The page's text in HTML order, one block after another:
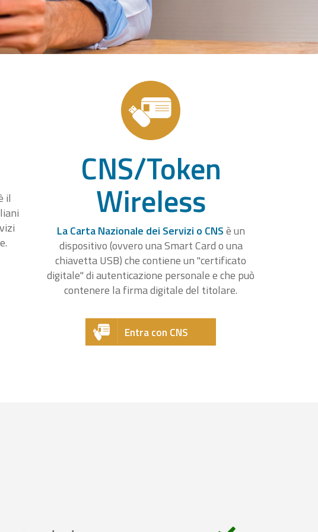
il
CNS/Token
Wireless
La Carta Nazionale dei Servizi o CNSè un
dispositivo (ovvero una Smart Card o una
chiavetta USB) che contiene un "certificato
digitale" di autenticazione personale e che può
contenere la firma digitale del titolare.
Entra con CNS